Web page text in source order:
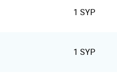
1 SYP
1 SYP